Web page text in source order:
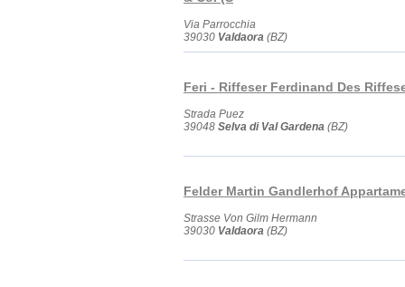
Via Parrocchia
39030 Valdaora (BZ)
Feri - Riffeser Ferdinand Des
Strada Puez
39048 Selva di Val Gardena (BZ)
Felder Martin Gandlerhof
Strasse Von Gilm Hermann
39030 Valdaora (BZ)